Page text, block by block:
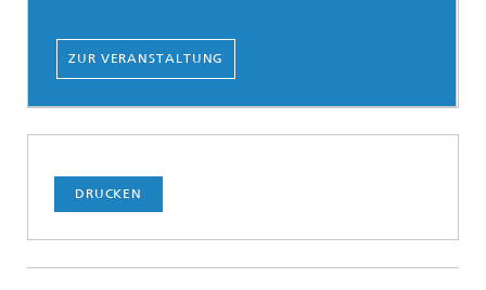
ZUR VERANSTALTUNG
DRUCKEN